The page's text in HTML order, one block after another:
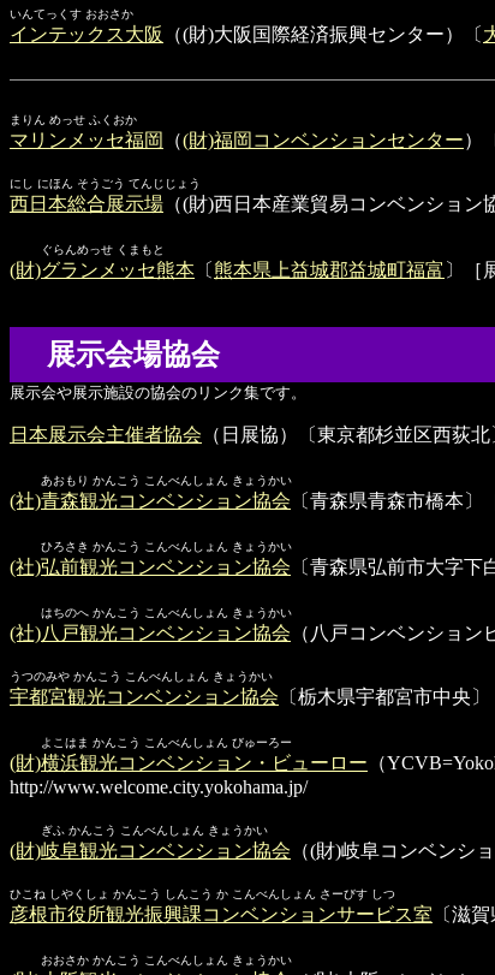
いんてっくす おおさか
インテックス大阪 （(財)大阪国際経済振興センター）〔
まりん めっせ ふくおか
マリンメッセ福岡 （(財)福岡コンベンションセンター）
にし にほん そうごう てんじじょう
西日本総合展示場 （(財)西日本産業貿易コンベンション
ぐらんめっせ くまもと
(財)グランメッセ熊本 〔熊本県上益城郡益城町福富 〕［
展示会場協会
展示会や展示施設の協会のリンク集です。
日本展示会主催者協会 （日展協）〔東京都杉並区西荻北
あおもり かんこう こんべんしょん きょうかい
(社)青森観光コンベンション協会 〔青森県青森市橋本〕
ひろさき かんこう こんべんしょん きょうかい
(社)弘前観光コンベンション協会 〔青森県弘前市大字下
はちのへ かんこう こんべんしょん きょうかい
(社)八戸観光コンベンション協会 （八戸コンベンショ
うつのみや かんこう こんべんしょん きょうかい
宇都宮観光コンベンション協会 〔栃木県宇都宮市中央
よこはま かんこう こんべんしょん びゅーろー
(財)横浜観光コンベンション・ビューロー （
http://www.welcome.city.yokohama.jp/
ぎふ かんこう こんべんしょん きょうかい
(財)岐阜観光コンベンション協会 （(財)岐阜コンベンシ
ひこね しやくしょ かんこう しんこう か こんべんしょん さーびす しつ
彦根市役所観光振興課コンベンションサービス室 〔滋
おおさか かんこう こんべんしょん きょうかい